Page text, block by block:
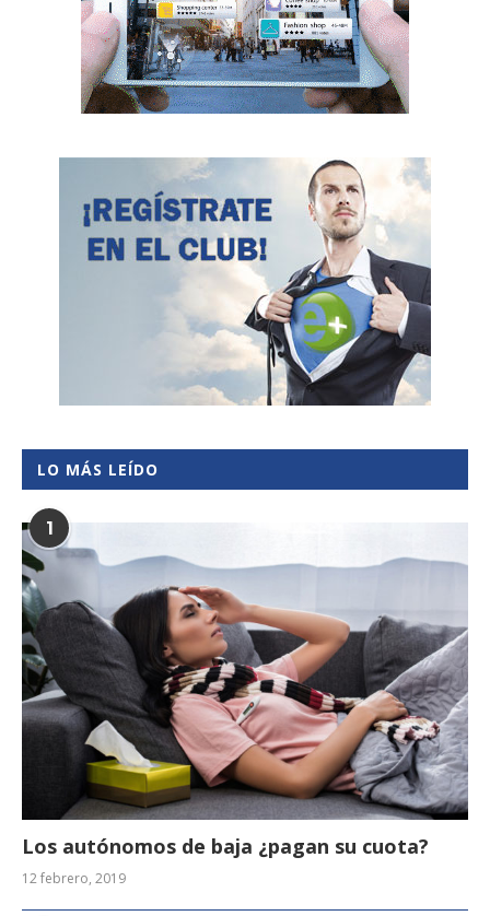
LO MÁS LEÍDO
1
Los autónomos de baja ¿pagan su cuota?
12 febrero, 2019